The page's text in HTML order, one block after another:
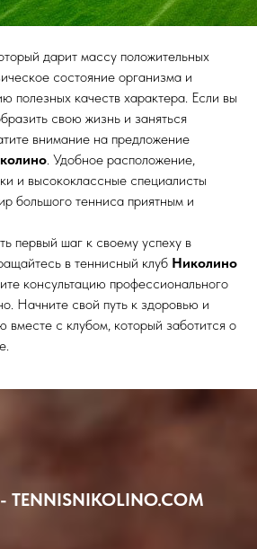
дарит массу положительных
состояние организма и
полезных качеств характера. Если вы
свою жизнь и заняться
внимание на предложение
. Удобное расположение,
и высококлассные специалисты
большого тенниса приятным и
первый шаг к своему успеху в
в теннисный клуб Николино
консультацию профессионального
Начните свой путь к здоровью и
с клубом, который заботится о
TENNISNIKOLINO.COM